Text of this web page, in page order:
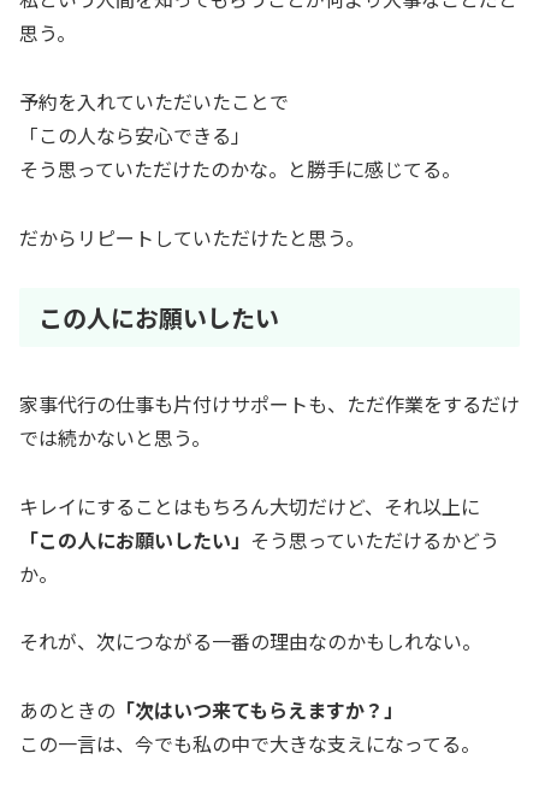
思う。
予約を入れていただいたことで
「この人なら安心できる」
そう思っていただけたのかな。と勝手に感じてる。
だからリピートしていただけたと思う。
この人にお願いしたい
家事代行の仕事も片付けサポートも、ただ作業をするだけ
では続かないと思う。
キレイにすることはもちろん大切だけど、それ以上に
「この人にお願いしたい」 そう思っていただけるかどう
か。
それが、次につながる一番の理由なのかもしれない。
あのときの 「次はいつ来てもらえますか？」
この一言は、今でも私の中で大きな支えになってる。